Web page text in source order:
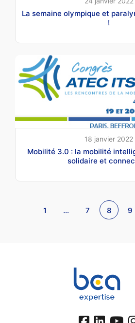
La semaine olympique et
!
18 janvier 2022
Mobilité 3.0 : la mobilité
solidaire et
1 … 7 8 9